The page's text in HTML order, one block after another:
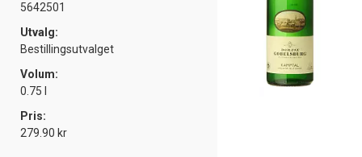
5642501
Utvalg:
Bestillingsutvalget
Volum:
0.75 l
Pris:
279.90 kr